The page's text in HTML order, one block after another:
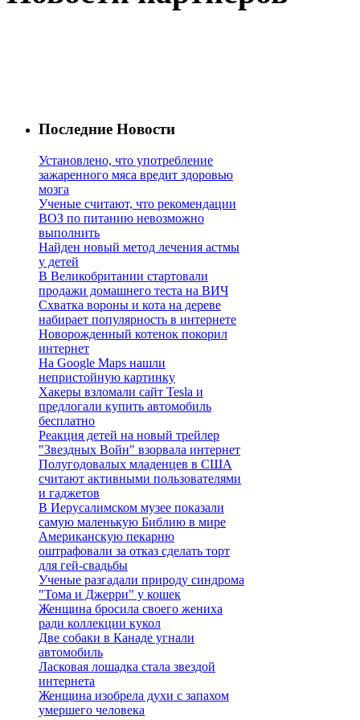
Последние Новости
Установлено, что употребление
зажаренного мяса вредит здоровью
мозга
Ученые считают, что рекомендации
ВОЗ по питанию невозможно
выполнить
Найден новый метод лечения астмы
у детей
В Великобритании стартовали
продажи домашнего теста на ВИЧ
Схватка вороны и кота на дереве
набирает популярность в интернете
Новорожденный котенок покорил
интернет
На Google Maps нашли
непристойную картинку
Хакеры взломали сайт Tesla и
предлогали купить автомобиль
бесплатно
Реакция детей на новый трейлер
"Звездных Войн" взорвала интернет
Полугодовалых младенцев в США
считают активными пользователями
и гаджетов
В Иерусалимском музее показали
самую маленькую Библию в мире
Американскую пекарню
оштрафовали за отказ сделать торт
для гей-свадьбы
Ученые разгадали природу синдрома
"Тома и Джерри" у кошек
Женщина бросила своего жениха
ради коллекции кукол
Две собаки в Канаде угнали
автомобиль
Ласковая лошадка стала звездой
интернета
Женщина изобрела духи с запахом
умершего человека